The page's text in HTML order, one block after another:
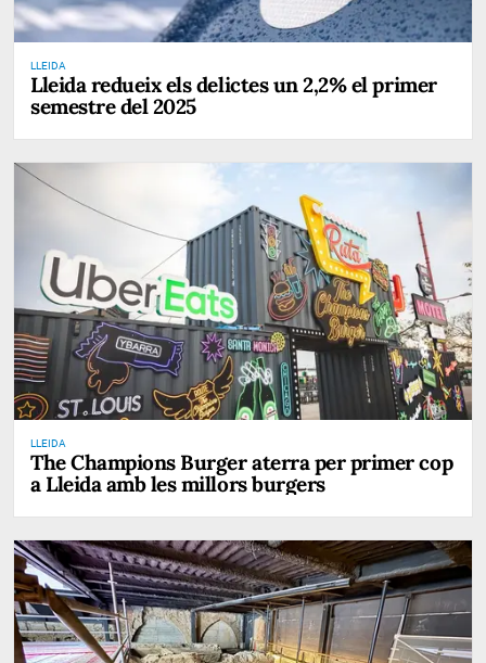
LLEIDA
Lleida redueix els delictes un 2,2% el primer
semestre del 2025
LLEIDA
The Champions Burger aterra per primer cop
a Lleida amb les millors burgers